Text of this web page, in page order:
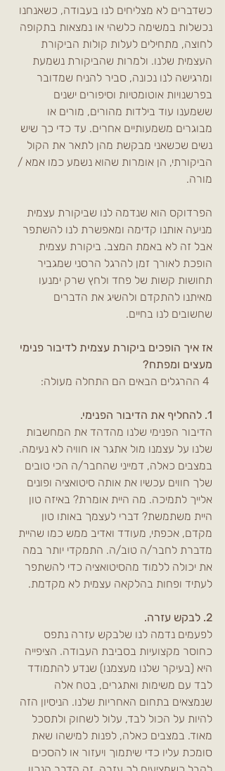
כשדברים לא מצליחים לנו בעבודה, כשאנחנו
נכשלות במשימה כלשהי או נמצאות בתקופה
לחוצה, מתחילים לעלות קולות הביקורת
העצמית שלנו. ולמרות שהביקורת נשמעת
ומרגישה לנו נכונה, סביר להניח שמדובר
בפרשנויות אוטומטיות וסיפורים ישנים
ששמענו עוד בילדות מהורים, מורים או
מבוגרים משמעותיים אחרים. עד כדי כך שיש
נשים שכשאני מבקשת מהן לתאר את הקול
הביקורתי, הן אומרות שהוא נשמע כמו אמא /
מורה.
הפרדוקס הוא שנדמה לנו שביקורת עצמית
מניעה אותנו קדימה ומאפשרת לנו להשתפר
אבל זה לא באמת המצב. ביקורת עצמית
הופכת לאורך זמן להרגל הרסני שמגביר
תחושות קשות של פחד ולחץ שרק ימנעו
מאיתנו להתקדם ולהשיג את הדברים
שחשובים לנו בחיים.
אז איך הופכים ביקורת עצמית לדיבור פנימי
מעצים ומפתח?
1. להחליף את הדיבור הפנימי.
הדיבור הפנימי שלנו מהדהד את המחשבות
שלנו על עצמנו מול אתגר או חוויה לא נעימה.
במצבים כאלה, דמייני שהחבר/ה הכי טובים
שלך חווים עכשיו את אותה סיטואציה ופונים
אלייך לתמיכה. מה היית אומרת? באיזה טון
היית משתמשת? דברי לעצמך באותו טון
מקדם, אכפתי, מעודד ואדיב ממש כמו שהיית
מדברת לחבר/ה טוב/ה. התמקדי יותר במה
את יכולה ללמוד מהסיטואציה כדי להשתפר
לעתיד ופחות בהלקאה עצמית לא מקדמת.
2. לבקש עזרה.
לפעמים נדמה לנו שלבקש עזרה נתפס
כחוסר מקצועיות בסביבת העבודה. הציפייה
היא (בעיקר שלנו מעצמנו) שנדע להתמודד
לבד עם משימות ואתגרים, בטח אלה
שנמצאים בתחום האחריות שלנו. הניסיון הזה
להיות על הכול לבד, עלול לשחוק ולתסכל
מאוד. במצבים כאלה, לפנות למישהו שאת
סומכת עליו כדי שיתמוך ויעזור או להסכים